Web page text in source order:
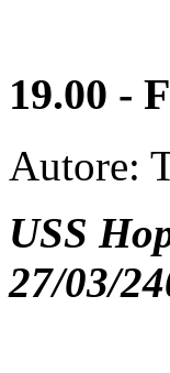
19.00 -
Autore:
USS
27/03/